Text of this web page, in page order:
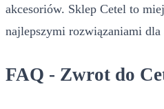
akcesoriów. Sklep Cetel to
najlepszymi rozwiązaniami
FAQ - Zwrot do